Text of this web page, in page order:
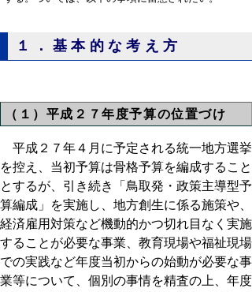
１．基本的な考え方
（１）平成２７年度予算の位置づけ
平成２７年４月に予定される統一地方選挙
を控え、当初予算は骨格予算を編成すること
とするが、引き続き「鳥取発・政策主導型予
算編成」を実施し、地方創生に係る施策や、
経済雇用対策など機動的かつ切れ目なく実施
することが必要な事業、教育現場や福祉現場
での実践など年度当初からの始動が必要な事
業等について、個別の事情を精査の上、年度